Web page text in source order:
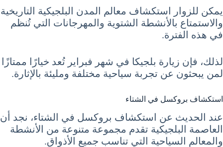
يمكن للزوار استكشاف معالم المدن البلجيكية التاريخية
والاستمتاع بالأنشطة الشتوية والمهرجانات التي تُنظم
في هذه الفترة.
لذلك، فإن زيارة بلجيكا في شهر فبراير تُعد خيارًا ممتازًا
لمن يبحثون عن تجربة سياحية مختلفة ومليئة بالإثارة.
استكشاف بروكسل في الشتاء
عند الحديث عن استكشاف بروكسل في الشتاء، نجد أن
العاصمة البلجيكية تقدم مجموعة متنوعة من الأنشطة
والمعالم السياحية التي تناسب جميع الأذواق.